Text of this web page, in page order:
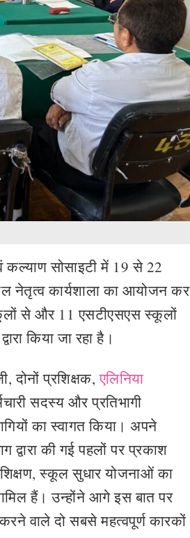
कल्याण सोसाइटी में 19 से 22
नेतृत्व कार्यशाला का आयोजन कर
से और 11 एसटीएसएस स्कूलों
किया जा रहा है।
दोनों प्रशिक्षक,एलिनिया
सदस्य और प्रतिभागी
का स्वागत किया। अपने
की गई पहलों पर प्रकाश
स्कूल सुधार योजनाओं का
हैं। उन्होंने आगे इस बात पर
वाले दो सबसे महत्वपूर्ण कारकों